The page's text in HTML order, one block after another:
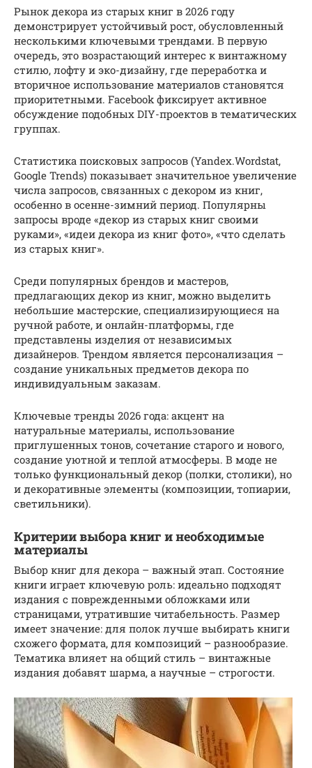
Рынок декора из старых книг в 2026 году
демонстрирует устойчивый рост, обусловленный
несколькими ключевыми трендами. В первую
очередь, это возрастающий интерес к винтажному
стилю, лофту и эко-дизайну, где переработка и
вторичное использование материалов становятся
приоритетными. Facebook фиксирует активное
обсуждение подобных DIY-проектов в тематических
группах.
Статистика поисковых запросов (Yandex.Wordstat,
Google Trends) показывает значительное увеличение
числа запросов, связанных с декором из книг,
особенно в осенне-зимний период. Популярны
запросы вроде «декор из старых книг своими
руками», «идеи декора из книг фото», «что сделать
из старых книг».
Среди популярных брендов и мастеров,
предлагающих декор из книг, можно выделить
небольшие мастерские, специализирующиеся на
ручной работе, и онлайн-платформы, где
представлены изделия от независимых
дизайнеров. Трендом является персонализация –
создание уникальных предметов декора по
индивидуальным заказам.
Ключевые тренды 2026 года: акцент на
натуральные материалы, использование
приглушенных тонов, сочетание старого и нового,
создание уютной и теплой атмосферы. В моде не
только функциональный декор (полки, столики), но
и декоративные элементы (композиции, топиарии,
светильники).
Критерии выбора книг и необходимые
материалы
Выбор книг для декора – важный этап. Состояние
книги играет ключевую роль: идеально подходят
издания с поврежденными обложками или
страницами, утратившие читабельность. Размер
имеет значение: для полок лучше выбирать книги
схожего формата, для композиций – разнообразие.
Тематика влияет на общий стиль – винтажные
издания добавят шарма, а научные – строгости.